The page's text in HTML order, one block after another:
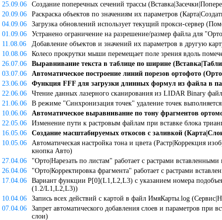
25.09.06
Создание поперечных сечений трассы
20.09.06
Раскраска объектов по значениям их параметров
04.09.06
Загрузка обновлений использует текущий прокси-сервер
01.09.06
Устранено ограничение на разрешение/размер файла для
11.08.06
Добавление объектов и значений их параметров в другую
10.08.06
Колесо прокрутки мыши перемещает поле зрения вдоль
26.07.06
Выравнивание текста в таблице по ширине
03.07.06
Автоматическое построение линий порезов ортофото
23.06.06
Функция FFF для загрузки длинных формул из файла в
22.06.06
Чтение данных лазерного сканирования из LIDAR Binary
21.06.06
В режиме "Синхронизация точек" удаление точек
10.06.06
Автоматическое выравнивание по тону фрагментов
22.05.06
Изменение пути к растровым файлам при вставке блока
16.05.06
Создание масштабируемых откосов с заливкой
10.05.06
Автоматическая настройка тона и цвета (Растр|Коррекция
кнопка Авто)
27.04.06
"Орто|Нарезать по листам" работает с растрами
26.04.06
"Орто|Корректировка фрагмента" работает с растрами
17.04.06
Вариант функции P[0](L1,L2,L3) с указанием номера
(1.2/L1,L2,L3))
10.04.06
Запись всех действий с картой в файл ИмяКарты.log
07.04.06
Запрет автоматического добавления слоев и параметров при
слои)